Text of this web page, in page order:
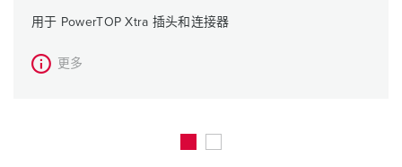
用于 PowerTOP Xtra 插头和连接器
更多